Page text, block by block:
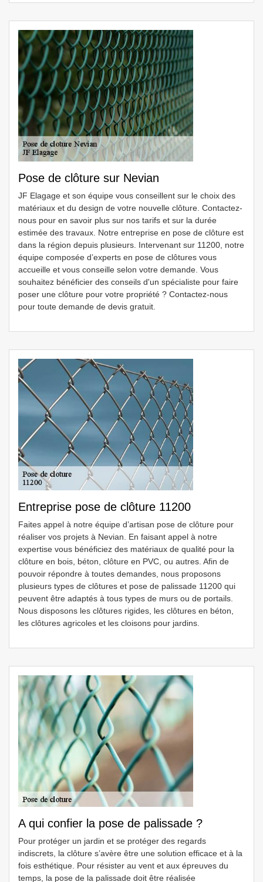
Pose de clôture sur Nevian
JF Elagage et son équipe vous conseillent sur le choix des
matériaux et du design de votre nouvelle clôture. Contactez-
nous pour en savoir plus sur nos tarifs et sur la durée
estimée des travaux. Notre entreprise en pose de clôture est
dans la région depuis plusieurs. Intervenant sur 11200, notre
équipe composée d’experts en pose de clôtures vous
accueille et vous conseille selon votre demande. Vous
souhaitez bénéficier des conseils d'un spécialiste pour faire
poser une clôture pour votre propriété ? Contactez-nous
pour toute demande de devis gratuit.
Entreprise pose de clôture 11200
Faites appel à notre équipe d’artisan pose de clôture pour
réaliser vos projets à Nevian. En faisant appel à notre
expertise vous bénéficiez des matériaux de qualité pour la
clôture en bois, béton, clôture en PVC, ou autres. Afin de
pouvoir répondre à toutes demandes, nous proposons
plusieurs types de clôtures et pose de palissade 11200 qui
peuvent être adaptés à tous types de murs ou de portails.
Nous disposons les clôtures rigides, les clôtures en béton,
les clôtures agricoles et les cloisons pour jardins.
A qui confier la pose de palissade ?
Pour protéger un jardin et se protéger des regards
indiscrets, la clôture s’avère être une solution efficace et à la
fois esthétique. Pour résister au vent et aux épreuves du
temps, la pose de la palissade doit être réalisée